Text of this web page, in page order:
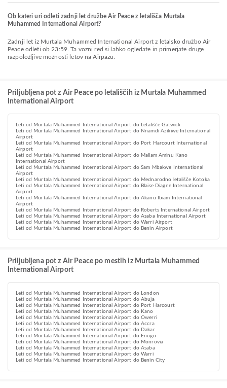
Ob kateri uri odleti zadnji let družbe Air Peace z letališča Murtala
Muhammed International Airport?
Zadnji let iz Murtala Muhammed International Airport z letalsko družbo Air
Peace odleti ob 23:59. Ta vozni red si lahko ogledate in primerjate druge
razpoložljive možnosti letov na Airpazu.
Priljubljena pot z Air Peace po letališčih iz Murtala Muhammed
International Airport
Leti od Murtala Muhammed International Airport do Letališče Gatwick
Leti od Murtala Muhammed International Airport do Nnamdi Azikiwe International
Airport
Leti od Murtala Muhammed International Airport do Port Harcourt International
Airport
Leti od Murtala Muhammed International Airport do Mallam Aminu Kano
International Airport
Leti od Murtala Muhammed International Airport do Sam Mbakwe International
Airport
Leti od Murtala Muhammed International Airport do Mednarodno letališče Kotoka
Leti od Murtala Muhammed International Airport do Blaise Diagne International
Airport
Leti od Murtala Muhammed International Airport do Akanu Ibiam International
Airport
Leti od Murtala Muhammed International Airport do Roberts International Airport
Leti od Murtala Muhammed International Airport do Asaba International Airport
Leti od Murtala Muhammed International Airport do Warri Airport
Leti od Murtala Muhammed International Airport do Benin Airport
Priljubljena pot z Air Peace po mestih iz Murtala Muhammed
International Airport
Leti od Murtala Muhammed International Airport do London
Leti od Murtala Muhammed International Airport do Abuja
Leti od Murtala Muhammed International Airport do Port Harcourt
Leti od Murtala Muhammed International Airport do Kano
Leti od Murtala Muhammed International Airport do Owerri
Leti od Murtala Muhammed International Airport do Accra
Leti od Murtala Muhammed International Airport do Dakar
Leti od Murtala Muhammed International Airport do Enugu
Leti od Murtala Muhammed International Airport do Monrovia
Leti od Murtala Muhammed International Airport do Asaba
Leti od Murtala Muhammed International Airport do Warri
Leti od Murtala Muhammed International Airport do Benin City